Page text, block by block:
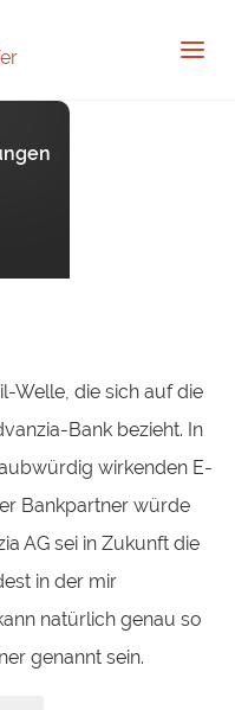
Welle, die sich auf die
Bank bezieht. In
wirkenden E-
Bankpartner würde
AG sei in Zukunft die
in der mir
natürlich genau so
genannt sein.